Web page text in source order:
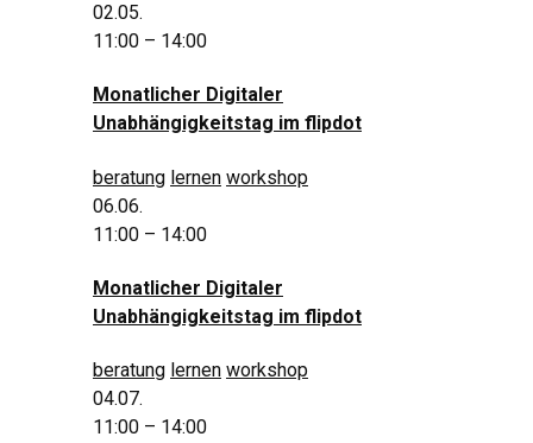
02.05.
11:00 – 14:00
Monatlicher Digitaler
Unabhängigkeitstag im flipdot
beratung lernen workshop
06.06.
11:00 – 14:00
Monatlicher Digitaler
Unabhängigkeitstag im flipdot
beratung lernen workshop
04.07.
11:00 – 14:00